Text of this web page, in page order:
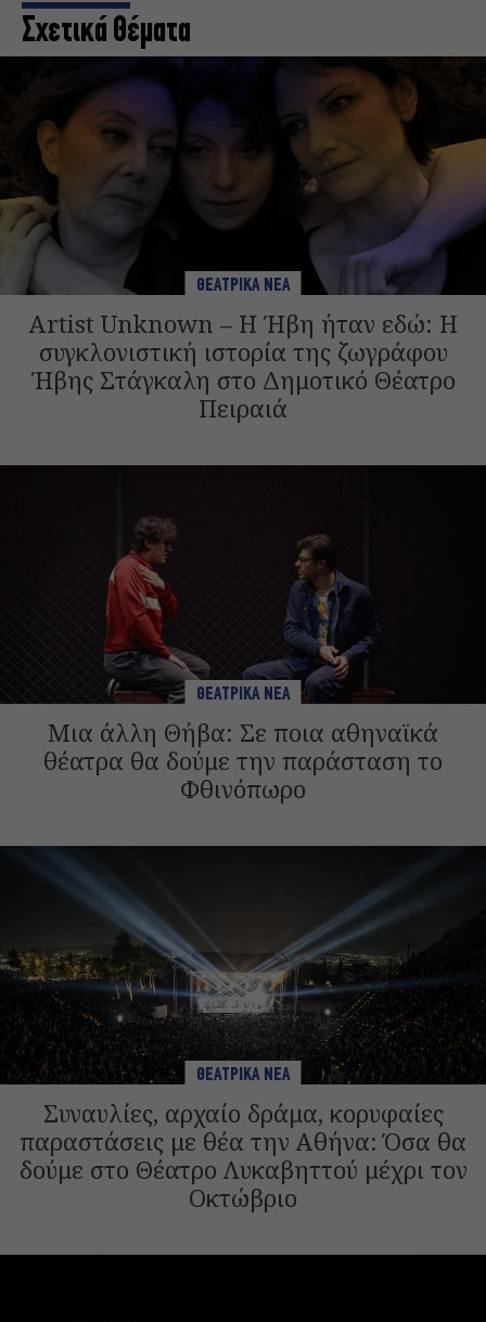
Σχετικά Θέματα
ΘΕΑΤΡΙΚΑ ΝΕΑ
Artist Unknown – Η Ήβη ήταν εδώ: Η
συγκλονιστική ιστορία της ζωγράφου
Ήβης Στάγκαλη στο Δημοτικό Θέατρο
Πειραιά
ΘΕΑΤΡΙΚΑ ΝΕΑ
Μια άλλη Θήβα: Σε ποια αθηναϊκά
θέατρα θα δούμε την παράσταση το
Φθινόπωρο
ΘΕΑΤΡΙΚΑ ΝΕΑ
Συναυλίες, αρχαίο δράμα, κορυφαίες
παραστάσεις με θέα την Αθήνα: Όσα θα
δούμε στο Θέατρο Λυκαβηττού μέχρι τον
Οκτώβριο